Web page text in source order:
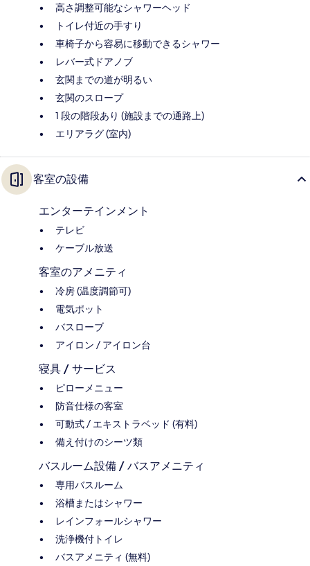
高さ調整可能なシャワーヘッド
トイレ付近の手すり
車椅子から容易に移動できるシャワー
レバー式ドアノブ
玄関までの道が明るい
玄関のスロープ
1 段の階段あり (施設までの通路上)
エリアラグ (室内)
客室の設備
エンターテインメント
テレビ
ケーブル放送
客室のアメニティ
冷房 (温度調節可)
電気ポット
バスローブ
アイロン / アイロン台
寝具 / サービス
ピローメニュー
防音仕様の客室
可動式 / エキストラベッド (有料)
備え付けのシーツ類
バスルーム設備 / バスアメニティ
専用バスルーム
浴槽またはシャワー
レインフォールシャワー
洗浄機付トイレ
バスアメニティ (無料)